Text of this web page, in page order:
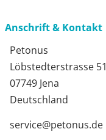
Anschrift & Kontakt
Petonus
Löbstedterstrasse 51
07749 Jena
Deutschland
service@petonus.de